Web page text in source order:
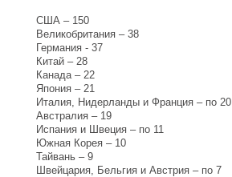
США – 150
Великобритания – 38
Германия - 37
Китай – 28
Канада – 22
Япония – 21
Италия, Нидерланды и Франция – по 20
Австралия – 19
Испания и Швеция – по 11
Южная Корея – 10
Тайвань – 9
Швейцария, Бельгия и Австрия – по 7